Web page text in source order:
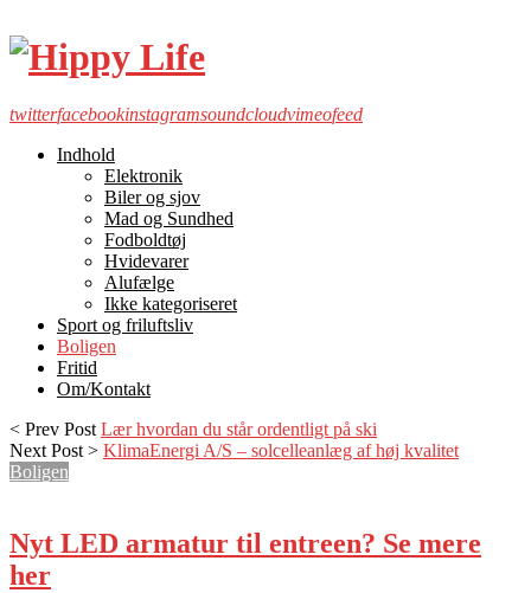
twitterfacebookinstagramsoundcloudvimeofeed
Indhold
Elektronik
Biler og sjov
Mad og Sundhed
Fodboldtøj
Hvidevarer
Alufælge
Ikke kategoriseret
Sport og friluftsliv
Boligen
Fritid
Om/Kontakt
< Prev Post Lær hvordan du står ordentligt på ski
Next Post > KlimaEnergi A/S – solcelleanlæg af høj kvalitet
Boligen
Nyt LED armatur til entreen? Se mere
her